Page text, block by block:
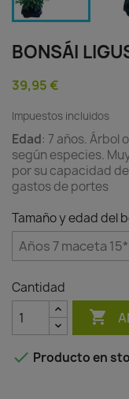
BONSÁI
39,95 €
Impuestos incluidos
Edad: 7 años. Árbol
según especies.
por su capacidad
gastos de portes
Tamaño y edad del
Cantidad

 Producto en